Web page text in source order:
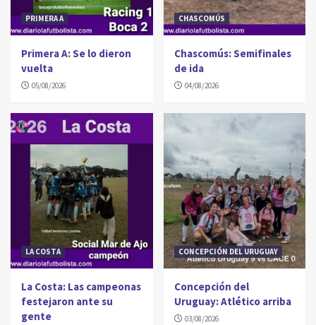
PRIMERA A
Primera A: Se lo dieron
vuelta
05/08/2026
CHASCOMÚS
Chascomús: Semifinales
de ida
04/08/2026
LA COSTA
La Costa: Las campeonas
festejaron ante su
gente
CONCEPCIÓN DEL URUGUAY
Concepción del
Uruguay: Atlético arriba
03/08/2026